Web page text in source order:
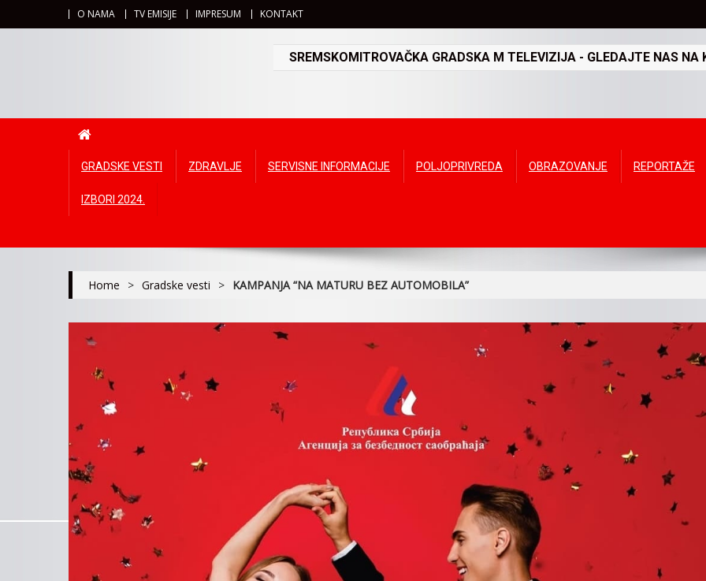
O NAMA TV EMISIJE IMPRESUM KONTAKT
SREMSKOMITROVAČKA GRADSKA M TELEVIZIJA - GLEDAJTE NAS
GRADSKE VESTI ZDRAVLJE SERVISNE INFORMACIJE POLJOPRIVREDA OBRAZOVANJE REPORTAŽE
IZBORI 2024.
Home > Gradske vesti > KAMPANJA “NA MATURU BEZ AUTOMOBILA”